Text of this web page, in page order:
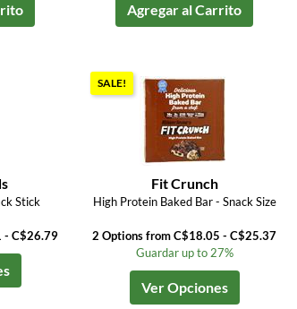
Agregar al Carrito
Stick
- C$26.79
SALE!
Fit Crunch
High Protein Baked Bar - Snack Size
2 Options from C$18.05 - C$25.37
Guardar up to 27%
Ver Opciones